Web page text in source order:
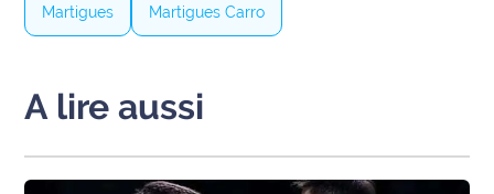
Martigues Martigues Carro
A lire aussi